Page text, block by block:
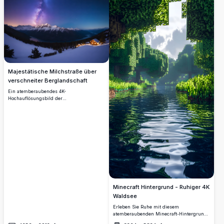
goldene Sonnenlicht. Perfekt für Gamer,
verbessert diese detaillierte Landschaft
Ihren Desktop- oder Mobilbildschirm mit
ihrem immersiven, blockartigen Charme.
zwischen ragenden Bäumen ein und
schafft eine ruhige und eindringliche
Waldatmosphäre.
Majestätische Milchstraße über
verschneiter Berglandschaft
Ein atemberaubendes 4K-
Hochauflösungsbild der
Minecraft Hintergrund - Ruhiger 4K
Waldsee
Erleben Sie Ruhe mit diesem
atemberaubenden Minecraft-Hintergrund,
der einen ruhigen Waldsee in lebendiger